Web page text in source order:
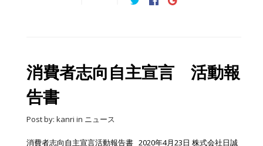
消費者志向自主宣言 活動報
告書
Post by: kanri in ニュース
消費者志向自主宣言活動報告書 2020年4月23日 株式会社日誠